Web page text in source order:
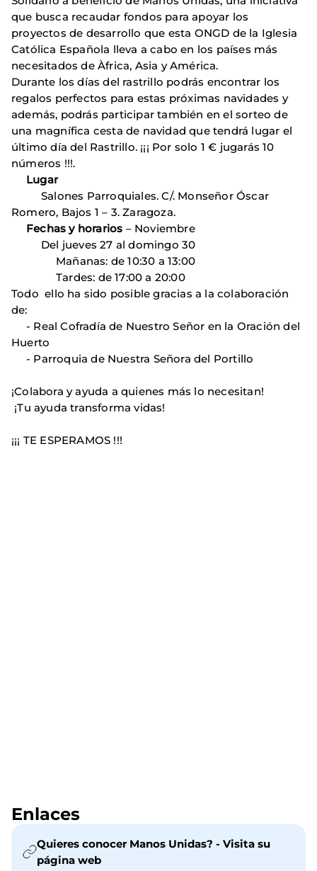
que busca recaudar fondos para apoyar los
proyectos de desarrollo que esta ONGD de la Iglesia
Católica Española lleva a cabo en los países más
necesitados de Àfrica, Asia y América.
Durante los días del rastrillo podrás encontrar los
regalos perfectos para estas próximas navidades y
además, podrás participar también en el sorteo de
una magnífica cesta de navidad que tendrá lugar el
último día del Rastrillo. ¡¡¡ Por solo 1 € jugarás 10
números !!!.
Lugar
Salones Parroquiales. C/. Monseñor Óscar
Romero, Bajos 1 – 3. Zaragoza.
Fechas y horarios – Noviembre
Del jueves 27 al domingo 30
Mañanas: de 10:30 a 13:00
Tardes: de 17:00 a 20:00
Todo ello ha sido posible gracias a la colaboración
de:
- Real Cofradía de Nuestro Señor en la Oración del
Huerto
- Parroquia de Nuestra Señora del Portillo
¡Colabora y ayuda a quienes más lo necesitan!
¡Tu ayuda transforma vidas!
¡¡¡ TE ESPERAMOS !!!
Enlaces
Quieres conocer Manos Unidas? - Visita su
página web